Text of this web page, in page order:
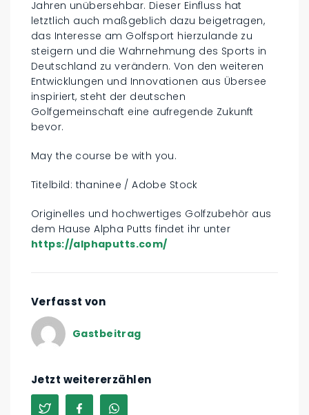
Jahren unübersehbar. Dieser Einfluss hat
letztlich auch maßgeblich dazu beigetragen,
das Interesse am Golfsport hierzulande zu
steigern und die Wahrnehmung des Sports in
Deutschland zu verändern. Von den weiteren
Entwicklungen und Innovationen aus Übersee
inspiriert, steht der deutschen
Golfgemeinschaft eine aufregende Zukunft
bevor.
May the course be with you.
Titelbild: thaninee / Adobe Stock
Originelles und hochwertiges Golfzubehör aus
dem Hause Alpha Putts findet ihr unter
https://alphaputts.com/
Verfasst von
Gastbeitrag
Jetzt weitererzählen